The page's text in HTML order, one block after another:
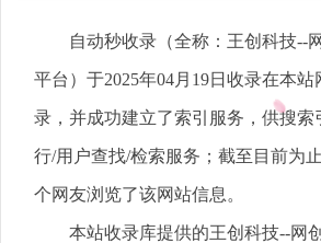
自动秒收录（全称：王创科技--
平台）于2025年04月19日收录在本站
录，并成功建立了索引服务，供搜索
行/用户查找/检索服务；截至目前为
个网友浏览了该网站信息。
本站收录库提供的王创科技--网